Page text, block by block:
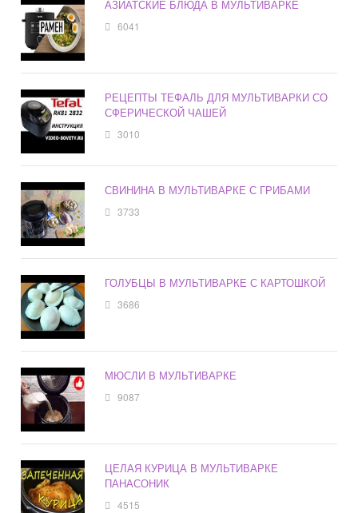
АЗИАТСКИЕ БЛЮДА В МУЛЬТИВАРКЕ
6041
РЕЦЕПТЫ ТЕФАЛЬ ДЛЯ МУЛЬТИВАРКИ СО
СФЕРИЧЕСКОЙ ЧАШЕЙ
3010
СВИНИНА В МУЛЬТИВАРКЕ С ГРИБАМИ
3733
ГОЛУБЦЫ В МУЛЬТИВАРКЕ С КАРТОШКОЙ
3686
МЮСЛИ В МУЛЬТИВАРКЕ
9087
ЦЕЛАЯ КУРИЦА В МУЛЬТИВАРКЕ
ПАНАСОНИК
4515